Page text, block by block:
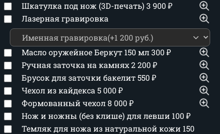
Шкатулка под нож (3D-печать)3 900₽
Лазерная гравировка
Масло оружейное Беркут 150 мл300₽
Ручная заточка на камнях2 200₽
Брусок для заточки бакелит550₽
Чехол из кайдекса 5 000₽
Формованный чехол8 000₽
Нож и ножны (без клише) для левши 100₽
Темляк для ножа из натуральной кожи 150